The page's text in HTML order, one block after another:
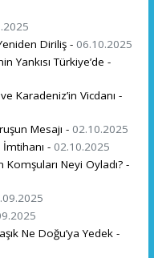
Diriliş - 06.10.2025
Yankısı Türkiye’de -
Karadeniz’in Vicdanı -
Mesajı - 02.10.2025
İmtihanı - 02.10.2025
Komşuları Neyi Oyladı? -
Ne Doğu’ya Yedek -